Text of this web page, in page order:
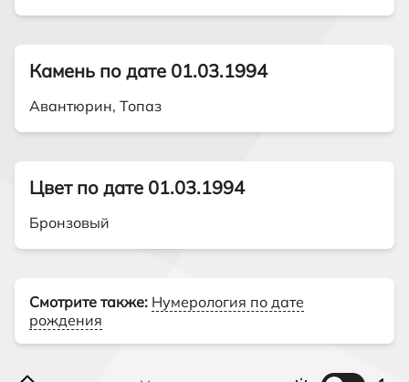
Камень по дате 01.03.1994
Авантюрин, Топаз
Цвет по дате 01.03.1994
Бронзовый
Смотрите также: Нумерология по дате
рождения